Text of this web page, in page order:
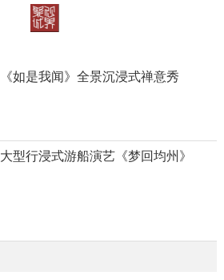
《如是我闻》全景沉浸式禅意秀
大型行浸式游船演艺《梦回均州》